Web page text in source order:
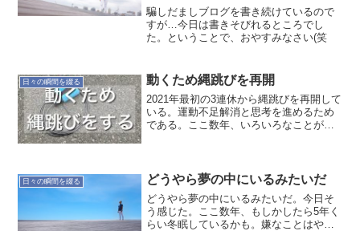
騙しだましブログを書き続けているので
すが…今日は書きそびれるところでし
た。ということで、おやすみなさい(笑
日々の瞬間を綴る 動くため縄跳びを再開
2021年最初の3連休から縄跳びを再開して
いる。運動不足解消と思考を進めるため
である。ここ数年、いろいろなことが停
る身体にすること。...
日々の瞬間を綴る どうやら夢の中にいるみたいだ
どうやら夢の中にいるみたいだ。今日そ
う感じた。ここ数年、もしかしたら5年く
らい冬眠しているかも。嫌なことはやら